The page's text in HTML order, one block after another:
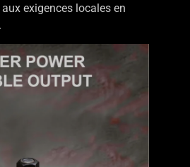
exigences locales en